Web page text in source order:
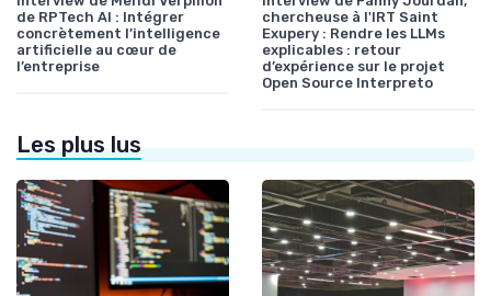
de RPTech AI : Intégrer
concrètement l’intelligence
artificielle au cœur de
l’entreprise
chercheuse à l'IRT Saint
Exupery : Rendre les LLMs
explicables : retour
d’expérience sur le projet
Open Source Interpreto
Les plus lus